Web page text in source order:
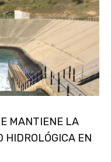
MANTIENE LA
HIDROLÓGICA EN